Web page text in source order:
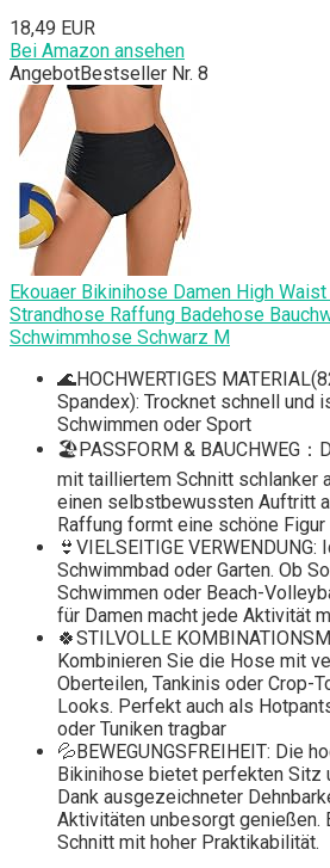
18,49 EUR
Bei Amazon ansehen
AngebotBestseller Nr. 8
Ekouaer Bikinihose Damen High
Strandhose Raffung Badehose
Schwimmhose Schwarz M
🌊HOCHWERTIGES
Spandex): Trocknet schnell und
Schwimmen oder Sport
🏖️PASSFORM & BAUCHWEG
mit tailliertem Schnitt schlanker
einen selbstbewussten Auftritt
Raffung formt eine schöne Figur
👙VIELSEITIGE
Schwimmbad oder Garten. Ob
Schwimmen oder Beach-
für Damen macht jede Aktivität
🍀STILVOLLE
Kombinieren Sie die Hose mit
Oberteilen, Tankinis oder Crop-
Looks. Perfekt auch als
oder Tuniken tragbar
💦BEWEGUNGSFREIHEIT: Die
Bikinihose bietet perfekten Sitz
Dank ausgezeichneter
Aktivitäten unbesorgt genießen.
Schnitt mit hoher Praktikabilität.